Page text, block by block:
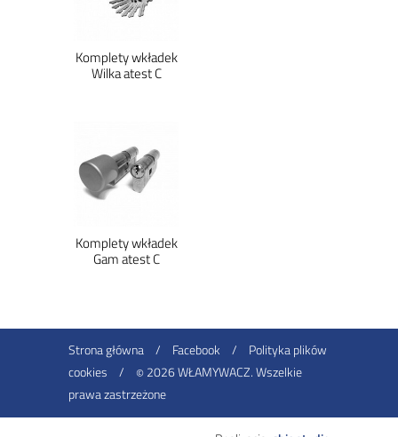
Komplety wkładek
Wilka atest C
Komplety wkładek
Gam atest C
Strona główna / Facebook /
Polityka plików
cookies
/ ©2026 WŁAMYWACZ. Wszelkie
prawa zastrzeżone